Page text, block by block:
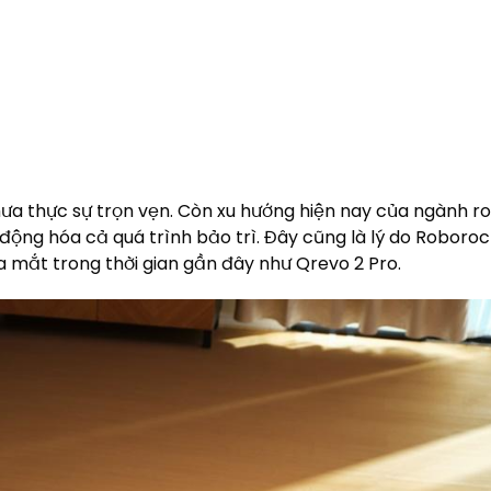
thực sự trọn vẹn. Còn xu hướng hiện nay của ngành
hóa cả quá trình bảo trì. Đây cũng là lý do
trong thời gian gần đây như Qrevo 2 Pro.